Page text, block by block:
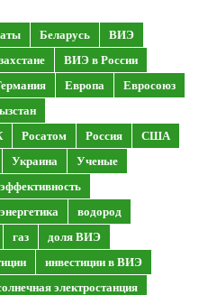
Беларусь
ВИЭ
ВИЭ в России
Европа
Евросоюз
Росатом Россия
США
Украина
Ученые
водород
газ
доля ВИЭ
инвестиции в ВИЭ
электростанция